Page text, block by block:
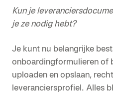
Kun je
je ze nodig hebt?
Je kunt nu belangrijke
onboardingformulieren of
uploaden en opslaan,
leveranciersprofiel. Alles